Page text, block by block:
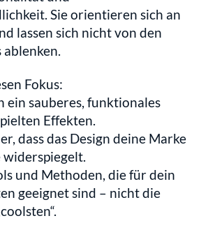
Sie orientieren sich an
lassen sich nicht von den
ablenken.
Fokus:
ein sauberes, funktionales
Effekten.
dass das Design deine Marke
und Methoden, die für dein
geeignet sind – nicht die